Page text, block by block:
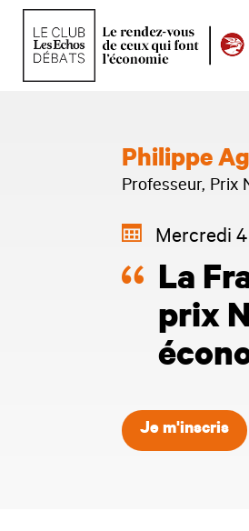
Philippe
Professeur, Prix
Mercredi
La
prix
Je m'inscris